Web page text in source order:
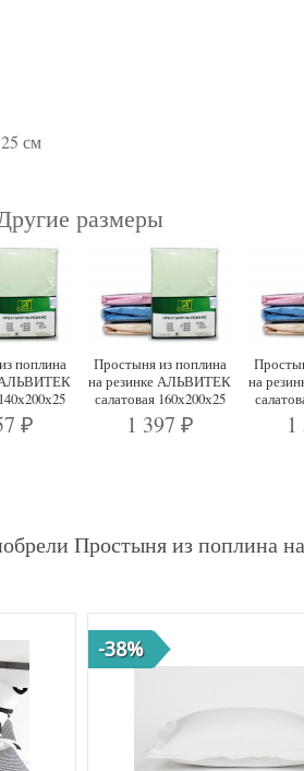
см
размеры
поплина
АЛЬВИТЕК
₽
Простыня из поплина
на резинке АЛЬВИТЕК
салатовая 160х200х25
1 397 ₽
на
Простыня из поплина
-38%